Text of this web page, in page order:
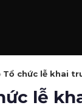
Tổ chức lễ khai
lễ